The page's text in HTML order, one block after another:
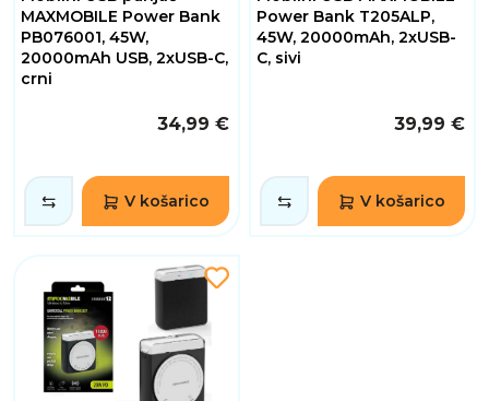
MAXMOBILE Power Bank
PB076001, 45W,
20000mAh USB, 2xUSB-C,
crni
34,99 €
V košarico
Power Bank T205ALP,
45W, 20000mAh, 2xUSB-
C, sivi
39,99 €
V košarico